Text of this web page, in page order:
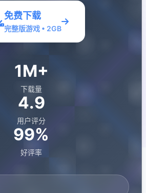
免费下载
完整版游戏 • 2GB
1M+
下载量
4.9
用户评分
99%
好评率